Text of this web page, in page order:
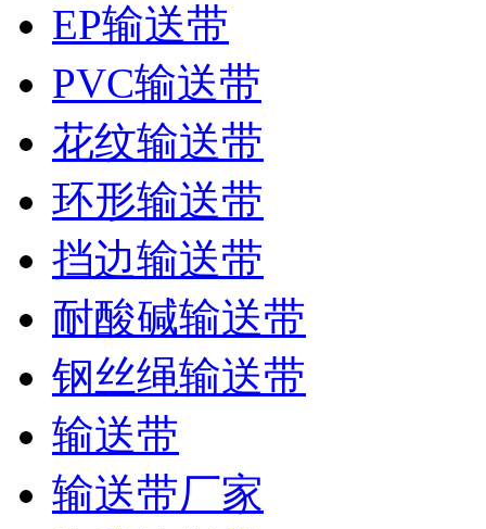
EP输送带
PVC输送带
花纹输送带
环形输送带
挡边输送带
耐酸碱输送带
钢丝绳输送带
输送带
输送带厂家